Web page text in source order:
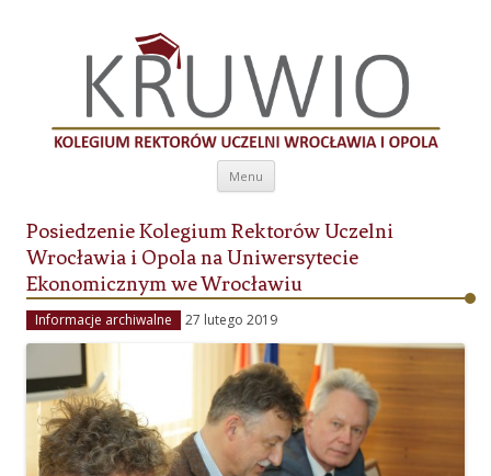
Kolegium Rektorów Uczelni Wrocławia i
Opola
Menu Przeskocz do treści
Posiedzenie Kolegium Rektorów Uczelni
Wrocławia i Opola na Uniwersytecie
Ekonomicznym we Wrocławiu
Informacje archiwalne 27 lutego 2019